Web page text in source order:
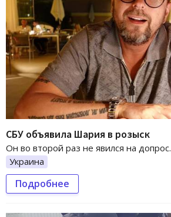
СБУ объявила Шария в розыск
Он во второй раз не явился на допрос.
Украина
Подробнее